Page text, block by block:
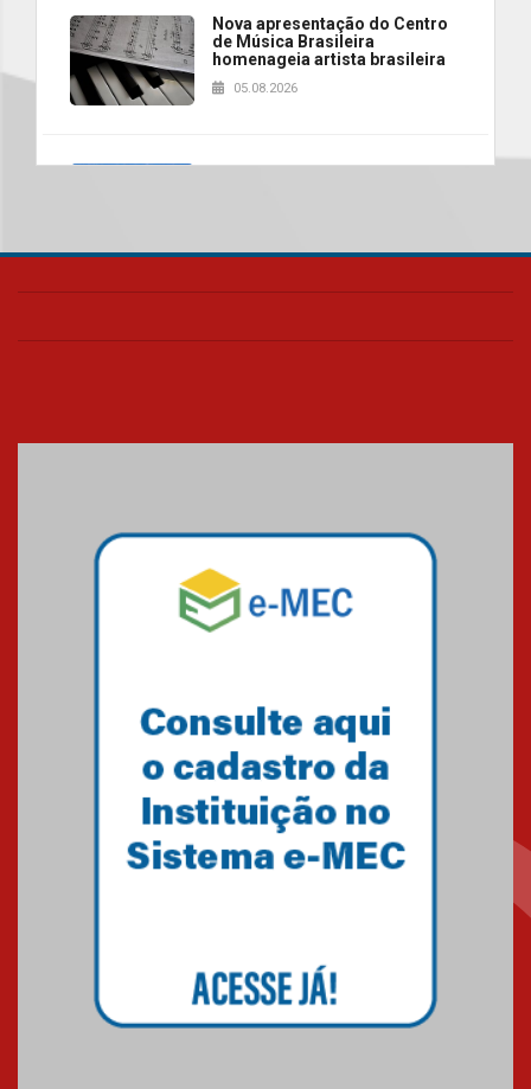
Nova apresentação do Centro
de Música Brasileira
homenageia artista brasileira
05.08.2026
das novas tecnologias em
04.08.2026
Como o Colégio Mackenzie
Brasília prepara seus
Como os pais podem investir
na educação dos filhos além da
escola
docentes para debater
inovação e desafios da
educação superior
04.08.2026